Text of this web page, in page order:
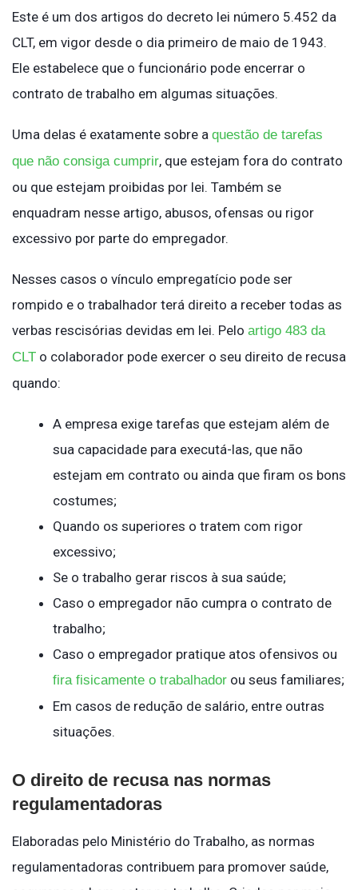
Este é um dos artigos do decreto lei número 5.452 da
CLT, em vigor desde o dia primeiro de maio de 1943.
Ele estabelece que o funcionário pode encerrar o
contrato de trabalho em algumas situações.
Uma delas é exatamente sobre a questão de tarefas
que não consiga cumprir, que estejam fora do contrato
ou que estejam proibidas por lei. Também se
enquadram nesse artigo, abusos, ofensas ou rigor
excessivo por parte do empregador.
Nesses casos o vínculo empregatício pode ser
rompido e o trabalhador terá direito a receber todas as
verbas rescisórias devidas em lei. Pelo artigo 483 da
CLT o colaborador pode exercer o seu direito de recusa
quando:
A empresa exige tarefas que estejam além de
sua capacidade para executá-las, que não
estejam em contrato ou ainda que firam os bons
costumes;
Quando os superiores o tratem com rigor
excessivo;
Se o trabalho gerar riscos à sua saúde;
Caso o empregador não cumpra o contrato de
trabalho;
Caso o empregador pratique atos ofensivos ou
fira fisicamente o trabalhador ou seus familiares;
Em casos de redução de salário, entre outras
situações.
O direito de recusa nas normas
regulamentadoras
Elaboradas pelo Ministério do Trabalho, as normas
regulamentadoras contribuem para promover saúde,